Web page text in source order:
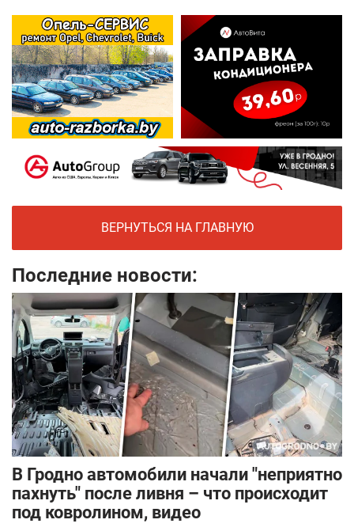
ВЕРНУТЬСЯ НА ГЛАВНУЮ
Последние новости:
В Гродно автомобили начали "неприятно
пахнуть" после ливня – что происходит
под ковролином, видео